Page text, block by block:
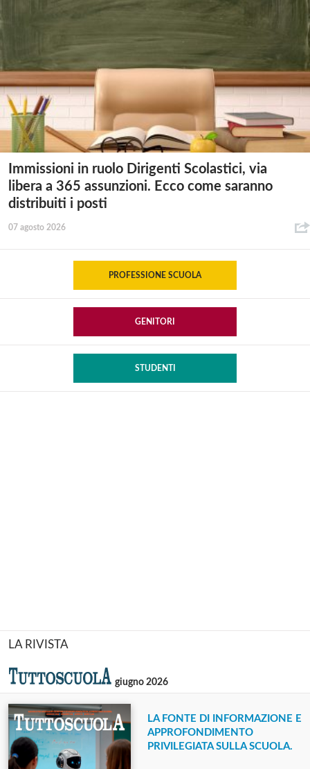
Immissioni in ruolo Dirigenti Scolastici, via
libera a 365 assunzioni. Ecco come saranno
distribuiti i posti
07 agosto 2026
PROFESSIONE SCUOLA
GENITORI
STUDENTI
LA RIVISTA
giugno 2026
LA FONTE DI INFORMAZIONE E
APPROFONDIMENTO
PRIVILEGIATA SULLA SCUOLA.